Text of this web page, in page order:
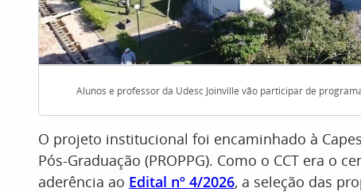
Alunos e professor da Udesc Joinville vão participar de
O projeto institucional foi encaminhado à
Pós-Graduação (PROPPG). Como o CCT era o
aderência ao Edital nº 4/2026, a seleção das